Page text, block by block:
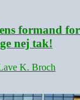
formand
nej tak!
K. Broch